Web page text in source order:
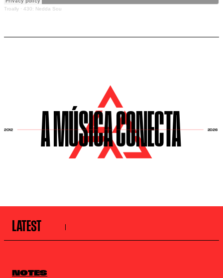
Troally · 430: Nedda Sou
A MÚSICA CONECTA
2012 2026
LATEST
NOTES